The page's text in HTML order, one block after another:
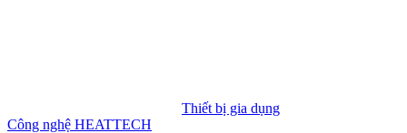
Thiết bị gia dụng
Công nghệ HEATTECH